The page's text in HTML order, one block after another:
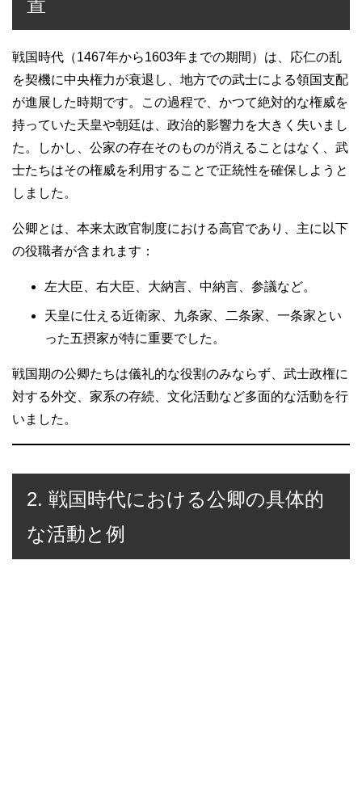
戦国時代（1467年から1603年までの期間）は、応仁の乱
を契機に中央権力が衰退し、地方での武士による領国支配
が進展した時期です。この過程で、かつて絶対的な権威を
持っていた天皇や朝廷は、政治的影響力を大きく失いまし
た。しかし、公家の存在そのものが消えることはなく、武
士たちはその権威を利用することで正統性を確保しようと
しました。
公卿とは、本来太政官制度における高官であり、主に以下
の役職者が含まれます：
左大臣、右大臣、大納言、中納言、参議など。
天皇に仕える近衛家、九条家、二条家、一条家とい
った五摂家が特に重要でした。
戦国期の公卿たちは儀礼的な役割のみならず、武士政権に
対する外交、家系の存続、文化活動など多面的な活動を行
いました。
2. 戦国時代における公卿の具体的
な活動と例